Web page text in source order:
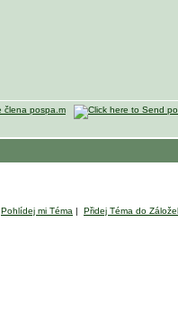
Pohlídej mi Téma | Přidej Téma do